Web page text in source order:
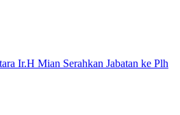
Ir.H Mian Serahkan Jabatan ke Plh